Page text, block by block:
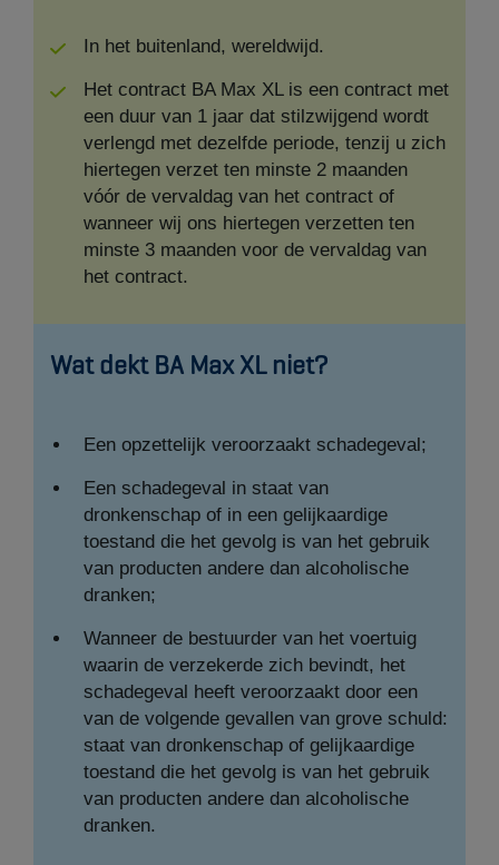
In het buitenland, wereldwijd.
Het contract BA Max XL is een contract met
een duur van 1 jaar dat stilzwijgend wordt
verlengd met dezelfde periode, tenzij u zich
hiertegen verzet ten minste 2 maanden
vóór de vervaldag van het contract of
wanneer wij ons hiertegen verzetten ten
minste 3 maanden voor de vervaldag van
het contract.
Wat dekt BA Max XL niet?
Een opzettelijk veroorzaakt schadegeval;
Een schadegeval in staat van
dronkenschap of in een gelijkaardige
toestand die het gevolg is van het gebruik
van producten andere dan alcoholische
dranken;
Wanneer de bestuurder van het voertuig
waarin de verzekerde zich bevindt, het
schadegeval heeft veroorzaakt door een
van de volgende gevallen van grove schuld:
staat van dronkenschap of gelijkaardige
toestand die het gevolg is van het gebruik
van producten andere dan alcoholische
dranken.